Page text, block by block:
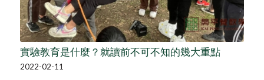
實驗教育是什麼？就讀前不可不知的幾大重點
2022-02-11